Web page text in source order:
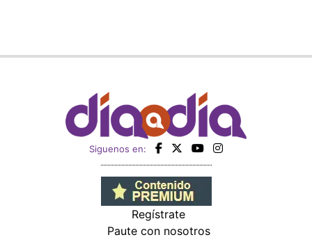
Siguenos en:
Regístrate
Paute con nosotros